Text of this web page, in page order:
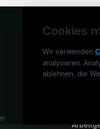
Cookies
Wir verwenden
analysieren.
ablehnen, die